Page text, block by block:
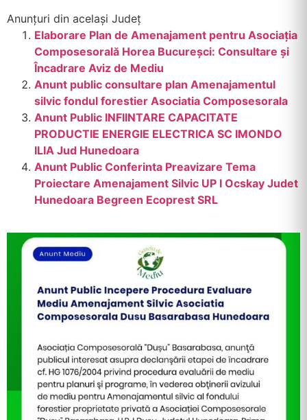
Anunțuri din același Județ
Elaborare Plan de Amenajament pentru Asociația
Composesorală Horea Bucureșci: Consultare și
Încadrare Aviz de Mediu
Anunt public consultare plan Amenajamentul
silvic fondul forestier Asociatia Composesorala
Anunt Public INFIINTARE CAPACITATE
PRODUCTIE ENERGIE ELECTRICA SC IMONDO
ILIA Jud Hunedoara
Anunt Public Conferinta Preavizare Tema
Proiectare Amenajament Silvic UP I Ocskay Judet
Hunedoara Begreen Ecoprest SRL